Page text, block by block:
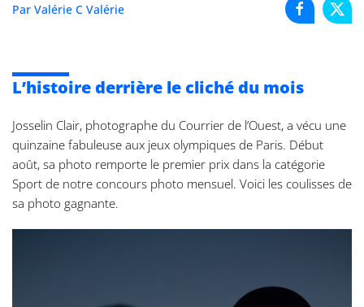
Par Valérie C Valérie
L’histoire derrière le cliché du mois
Josselin Clair, photographe du Courrier de l’Ouest, a vécu une
quinzaine fabuleuse aux jeux olympiques de Paris. Début
août, sa photo remporte le premier prix dans la catégorie
Sport de notre concours photo mensuel. Voici les coulisses de
sa photo gagnante.